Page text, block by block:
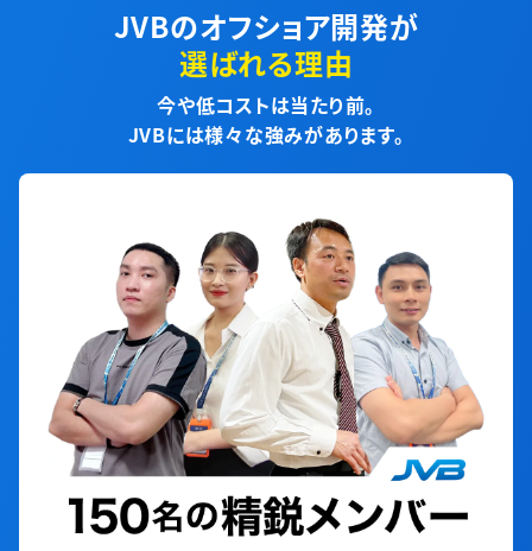
JVBのオフショア開発が
選ばれる理由
今や低コストは当たり前。
JVBには様々な強みがあります。